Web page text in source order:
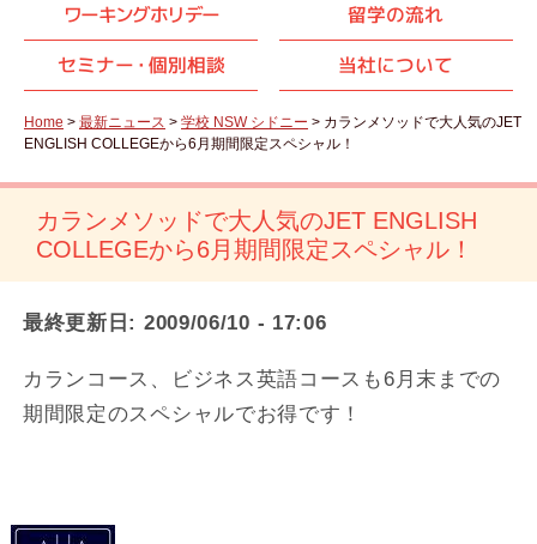
ワーキングホリデー
留学の流れ
セミナー・ 個別相談 当社について
Home > 最新ニュース > 学校 NSW シドニー > カランメソッドで大人気のJET
ENGLISH COLLEGEから6月期間限定スペシャル！
カランメソッドで大人気のJET ENGLISH
COLLEGEから6月期間限定スペシャル！
最終更新日: 2009/06/10 - 17:06
カランコース、ビジネス英語コースも6月末までの
期間限定のスペシャルでお得です！